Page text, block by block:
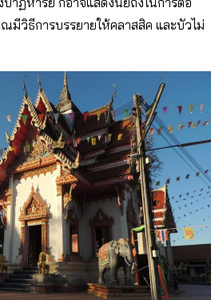
มีวิธีการบรรยายให้คลาสสิค และบัวไม่